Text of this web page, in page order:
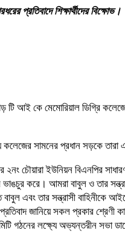
প্রতিবাদে শিক্ষার্থীদের বিক্ষোভ।
টি আই কে মেমোরিয়াল ডিগ্রি
কলেজের সামনের প্রধান সড়কে তারা
২নং চৌয়ারা ইউনিয়ন বিএনপির
করে। আমরা বাবুল ও তার
এবং তার সন্ত্রাসী
জানিয়ে সকল প্রকার শ্রেণী
গঠনের লক্ষ্যে অভ্যন্তরীন সভা